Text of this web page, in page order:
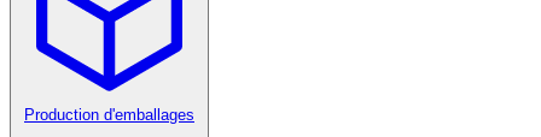
Production d'emballages